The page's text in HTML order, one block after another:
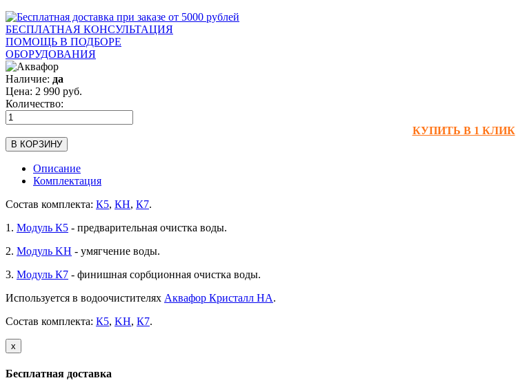
БЕСПЛАТНАЯ КОНСУЛЬТАЦИЯ
ПОМОЩЬ В ПОДБОРЕ
ОБОРУДОВАНИЯ
Наличие: да
Цена: 2 990 руб.
Количество:
КУПИТЬ В 1 КЛИК
В КОРЗИНУ
Описание
Комплектация
Состав комплекта: К5, КH, К7.
1. Модуль К5 - предварительная очистка воды.
2. Модуль KH - умягчение воды.
3. Модуль К7 - финишная сорбционная очистка воды.
Используется в водоочистителях Аквафор Кристалл HA.
Состав комплекта: К5, KH, К7.
х
Бесплатная доставка